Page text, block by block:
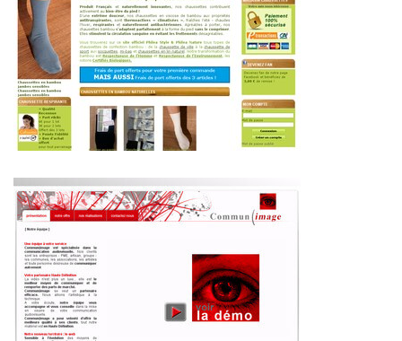
~370€/mois économisés d'annonces commerciales